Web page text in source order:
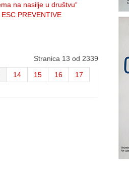
na nasilje u društvu“
PREVENTIVE
Stranica 13 od 2339
14 15 16
17